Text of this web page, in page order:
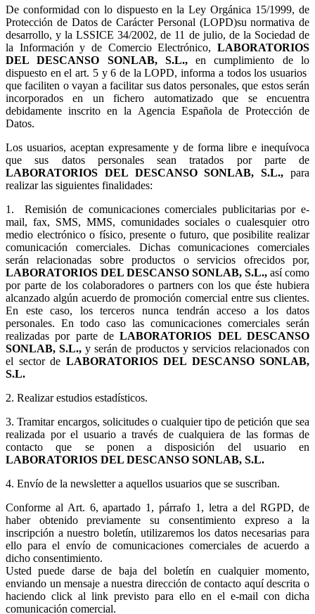
De conformidad con lo dispuesto en la Ley Orgánica 15/1999, de
Protección de Datos de Carácter Personal (LOPD)su normativa de
desarrollo, y la LSSICE 34/2002, de 11 de julio, de la Sociedad de
la Información y de Comercio Electrónico, LABORATORIOS
DEL DESCANSO SONLAB, S.L.,en cumplimiento de lo
dispuesto en el art. 5 y 6 de la LOPD, informa a todos los usuarios
que faciliten o vayan a facilitar sus datos personales, que estos serán
incorporados en un fichero automatizado que se encuentra
debidamente inscrito en la Agencia Española de Protección de
Datos.
Los usuarios, aceptan expresamente y de forma libre e inequívoca
que sus datos personales sean tratados por parte de
LABORATORIOS DEL DESCANSO SONLAB, S.L., para
realizar las siguientes finalidades:
1.Remisión de comunicaciones comerciales publicitarias por e-
mail, fax, SMS, MMS, comunidades sociales o cualesquier otro
medio electrónico o físico, presente o futuro, que posibilite realizar
comunicación comerciales. Dichas comunicaciones comerciales
serán relacionadas sobre productos o servicios ofrecidos por,
LABORATORIOS DEL DESCANSO SONLAB, S.L., así como
por parte de los colaboradores o partners con los que éste hubiera
alcanzado algún acuerdo de promoción comercial entre sus clientes.
En este caso, los terceros nunca tendrán acceso a los datos
personales. En todo caso las comunicaciones comerciales serán
realizadas por parte deLABORATORIOS DEL DESCANSO
SONLAB, S.L., y serán de productos y servicios relacionados con
el sector de LABORATORIOS DEL DESCANSO SONLAB,
S.L.
2. Realizar estudios estadísticos.
3.Tramitar encargos, solicitudes o cualquier tipo de petición que sea
realizada por el usuario a través de cualquiera de las formas de
contacto que se ponen a disposición del usuario en
LABORATORIOS DEL DESCANSO SONLAB, S.L.
4. Envío de la newsletter a aquellos usuarios que se suscriban.
Conforme al Art. 6, apartado 1, párrafo 1, letra a del RGPD, de
haber obtenido previamente su consentimiento expreso a la
inscripción a nuestro boletín, utilizaremos los datos necesarias para
ello para el envío de comunicaciones comerciales de acuerdo a
dicho consentimiento.
Usted puede darse de baja del boletín en cualquier momento,
enviando un mensaje a nuestra dirección de contacto aquí descrita o
haciendo click al link previsto para ello en el e-mail con dicha
comunicación comercial.